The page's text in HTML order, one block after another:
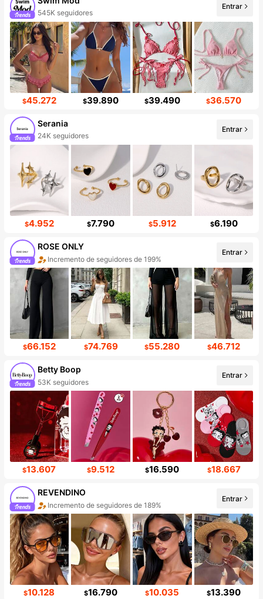
545K seguidores
Entrar
$45.272 $39.890 $39.490 $36.570
Serania
24K seguidores
Entrar
$4.952 $7.790 $5.912 $6.190
ROSE ONLY
Incremento de seguidores de 199%
Entrar
$66.152 $74.769 $55.280 $46.712
Betty Boop
53K seguidores
Entrar
$13.607 $9.512 $16.590 $18.667
REVENDINO
Incremento de seguidores de 189%
Entrar
$10.128 $16.790 $10.035 $13.390